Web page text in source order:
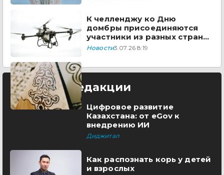
К челленджу ко Дню
домбры присоединяются
участники из разных стран
мира
Новости3.07.26 8:19
Выбор редакции
Цифровое развитие
Казахстана: от eGov к
внедрению ИИ
Диджитал
Как распознать корь у детей
и взрослых